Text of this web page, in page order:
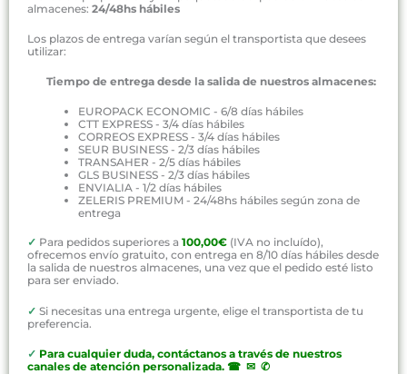
almacenes: 24/48hs hábiles
Los plazos de entrega varían según el transportista que desees
utilizar:
Tiempo de entrega desde la salida de nuestros almacenes:
EUROPACK ECONOMIC - 6/8 días hábiles
CTT EXPRESS - 3/4 días hábiles
CORREOS EXPRESS - 3/4 días hábiles
SEUR BUSINESS - 2/3 días hábiles
TRANSAHER - 2/5 días hábiles
GLS BUSINESS - 2/3 días hábiles
ENVIALIA - 1/2 días hábiles
ZELERIS PREMIUM - 24/48hs hábiles según zona de
entrega
✓ Para pedidos superiores a 100,00€ (IVA no incluído),
ofrecemos envío gratuito, con entrega en 8/10 días hábiles desde
la salida de nuestros almacenes, una vez que el pedido esté listo
para ser enviado.
✓ Si necesitas una entrega urgente, elige el transportista de tu
preferencia.
✓ Para cualquier duda, contáctanos a través de nuestros
canales de atención personalizada. ☎ ✉ ✆